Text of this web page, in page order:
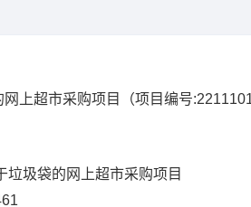
上超市采购项目 （项目编号:
垃圾袋的网上超市采购项目